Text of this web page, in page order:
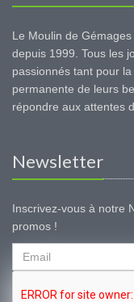
Le Moulin de
depuis 1999. Tous les
passionnés tant pour
permanente de leurs
répondre aux attentes
Newsletter
Inscrivez-vous à notre
promos !